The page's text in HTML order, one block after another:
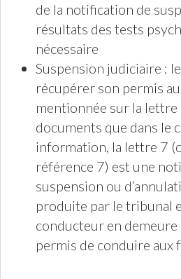
de la notification de
résultats des tests
nécessaire
Suspension judiciaire :
récupérer son permis
mentionnée sur la lettre
documents que dans le
information, la lettre 7
référence 7) est une
suspension ou
produite par le tribunal
conducteur en
permis de conduire aux